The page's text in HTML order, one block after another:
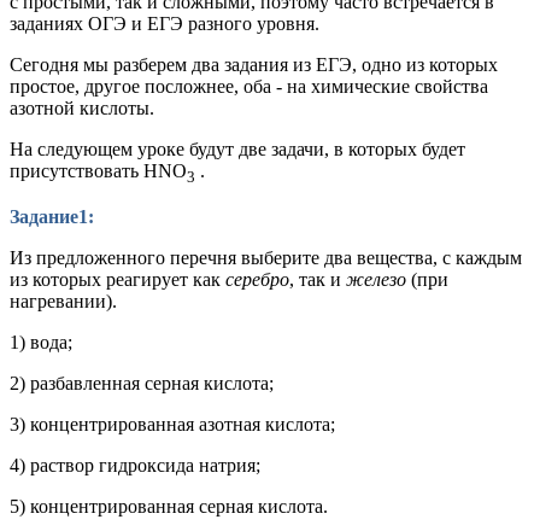
заданиях ОГЭ и ЕГЭ разного уровня.
Сегодня мы разберем два задания из ЕГЭ, одно из которых
простое, другое посложнее, оба - на химические свойства
азотной кислоты.
На следующем уроке будут две задачи, в которых будет
присутствовать HNO3 .
Задание1:
Из предложенного перечня выберите два вещества, с каждым
из которых реагирует как серебро, так и железо (при
нагревании).
1) вода;
2) разбавленная серная кислота;
3) концентрированная азотная кислота;
4) раствор гидроксида натрия;
5) концентрированная серная кислота.